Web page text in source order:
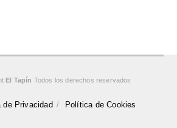
El Tapín Todos los derechos reservados
de Privacidad Política de Cookies